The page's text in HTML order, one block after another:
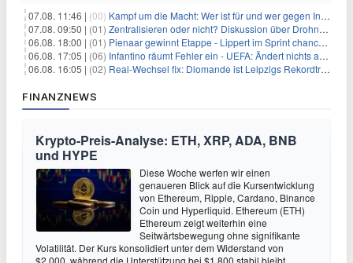
07.08. 11:46 | (00) Kampf um die Macht: Wer ist für und wer gegen Infantino?
07.08. 09:50 | (01) Zentralisieren oder nicht? Diskussion über Drohnenabwehr
06.08. 18:00 | (01) Pienaar gewinnt Etappe - Lippert im Sprint chancenlos
06.08. 17:05 | (06) Infantino räumt Fehler ein - UEFA: Ändert nichts an Boykott
06.08. 16:05 | (02) Real-Wechsel fix: Diomande ist Leipzigs Rekordtransfer
FINANZNEWS
Krypto-Preis-Analyse: ETH, XRP, ADA, BNB
und HYPE
Diese Woche werfen wir einen
genaueren Blick auf die Kursentwicklung
von Ethereum, Ripple, Cardano, Binance
Coin und Hyperliquid. Ethereum (ETH)
Ethereum zeigt weiterhin eine
Seitwärtsbewegung ohne signifikante
Volatilität. Der Kurs konsolidiert unter dem Widerstand von